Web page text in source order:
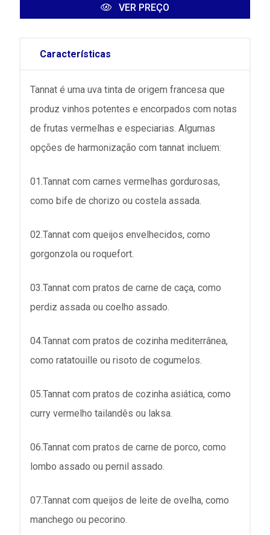
VER PREÇO
Características
Tannat é uma uva tinta de origem francesa que
produz vinhos potentes e encorpados com notas
de frutas vermelhas e especiarias. Algumas
opções de harmonização com tannat incluem:
01.Tannat com carnes vermelhas gordurosas,
como bife de chorizo ou costela assada.
02.Tannat com queijos envelhecidos, como
gorgonzola ou roquefort.
03.Tannat com pratos de carne de caça, como
perdiz assada ou coelho assado.
04.Tannat com pratos de cozinha mediterrânea,
como ratatouille ou risoto de cogumelos.
05.Tannat com pratos de cozinha asiática, como
curry vermelho tailandês ou laksa.
06.Tannat com pratos de carne de porco, como
lombo assado ou pernil assado.
07.Tannat com queijos de leite de ovelha, como
manchego ou pecorino.